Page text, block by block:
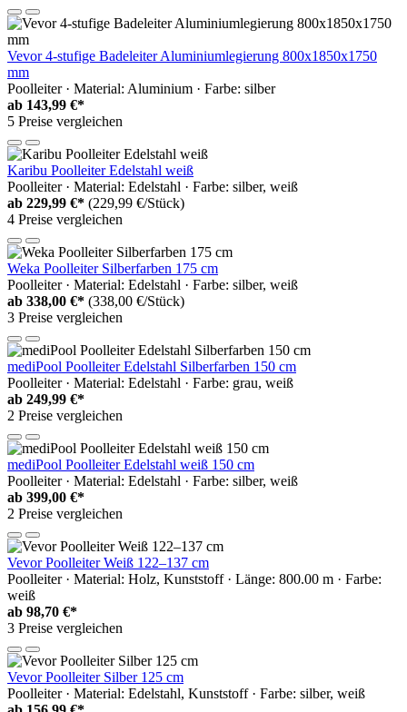
Vevor 4-stufige Badeleiter Aluminiumlegierung 800x1850x1750
mm
Poolleiter · Material: Aluminium · Farbe: silber
ab 143,99 €*
5 Preise vergleichen
Karibu Poolleiter Edelstahl weiß
Poolleiter · Material: Edelstahl · Farbe: silber, weiß
ab 229,99 €* (229,99 €/Stück)
4 Preise vergleichen
Weka Poolleiter Silberfarben 175 cm
Poolleiter · Material: Edelstahl · Farbe: silber, weiß
ab 338,00 €* (338,00 €/Stück)
3 Preise vergleichen
mediPool Poolleiter Edelstahl Silberfarben 150 cm
Poolleiter · Material: Edelstahl · Farbe: grau, weiß
ab 249,99 €*
2 Preise vergleichen
mediPool Poolleiter Edelstahl weiß 150 cm
Poolleiter · Material: Edelstahl · Farbe: silber, weiß
ab 399,00 €*
2 Preise vergleichen
Vevor Poolleiter Weiß 122–137 cm
Poolleiter · Material: Holz, Kunststoff · Länge: 800.00 m · Farbe:
weiß
ab 98,70 €*
3 Preise vergleichen
Vevor Poolleiter Silber 125 cm
Poolleiter · Material: Edelstahl, Kunststoff · Farbe: silber, weiß